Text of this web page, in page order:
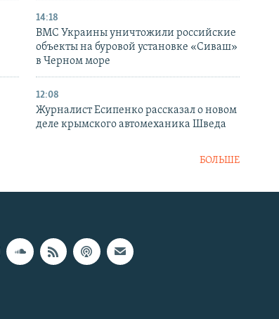
14:18
ВМС Украины уничтожили российские
объекты на буровой установке «Сиваш»
в Черном море
12:08
Журналист Есипенко рассказал о новом
деле крымского автомеханика Шведа
БОЛЬШЕ